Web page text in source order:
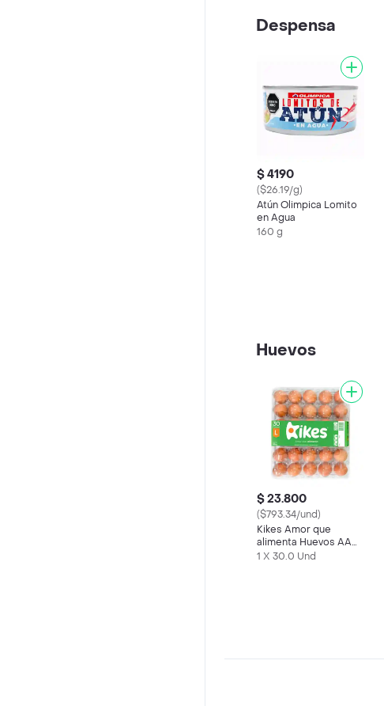
Despensa
$ 4190
($26.19/g)
Atún Olimpica Lomito
en Agua
160 g
Huevos
$ 23.800
($793.34/und)
Kikes Amor que
alimenta Huevos AA
Rojos L
1 X 30.0 Und